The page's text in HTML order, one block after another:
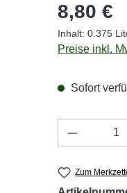
Regulärer
8,80 €
Inhalt: 0.375
Preise inkl.
Sofort
Produkt
Zum